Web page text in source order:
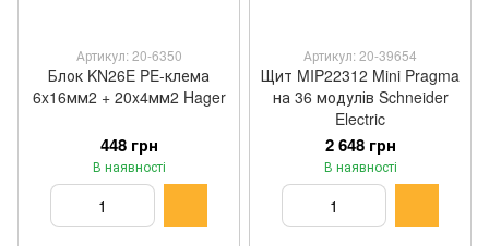
Артикул: 20-6350
Блок KN26E PE-клема
6x16мм2 + 20x4мм2 Hager
448 грн
В наявності
Артикул: 20-39654
Щит MIP22312 Mini Pragma
на 36 модулів Schneider
Electric
2 648 грн
В наявності